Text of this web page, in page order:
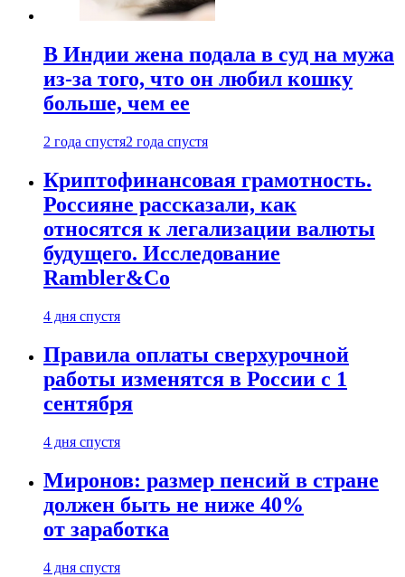
В Индии жена подала в суд на мужа
из-за того, что он любил кошку
больше, чем ее
2 года спустя2 года спустя
Криптофинансовая грамотность.
Россияне рассказали, как
относятся к легализации валюты
будущего. Исследование
Rambler&Co
4 дня спустя
Правила оплаты сверхурочной
работы изменятся в России с 1
сентября
4 дня спустя
Миронов: размер пенсий в стране
должен быть не ниже 40%
от заработка
4 дня спустя